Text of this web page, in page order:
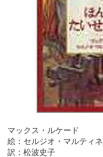
マックス・ルケード
絵：セルジオ・マルティ
訳：松波史子